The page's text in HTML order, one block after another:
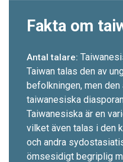
Fakta om
Antal talare:
Taiwan talas den av
befolkningen, men
taiwanesiska
Taiwanesiska är en
vilket även talas i den
och andra
ömsesidigt begriplig